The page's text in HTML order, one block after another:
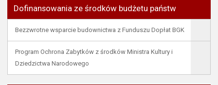
Dofinansowania ze środków budżetu państw
Bezzwrotne wsparcie budownictwa z Funduszu Dopłat BGK
Program Ochrona Zabytków z środków Ministra Kultury i
Dziedzictwa Narodowego